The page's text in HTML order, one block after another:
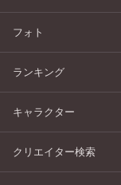
フォト
ランキング
キャラクター
クリエイター検索